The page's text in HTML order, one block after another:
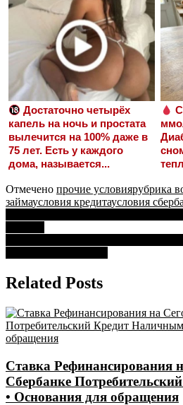
Достаточно четырёх
капель на ночь и простата
вылечится на 100% даже в
75 лет. Есть у каждого
дома, называется...
Отмечено прочие условиярубрика
займаусловия кредитаусловия
Навигация
по
записям
Related Posts
Ставка Рефинансирования
Сбербанке
• Основания для обращения